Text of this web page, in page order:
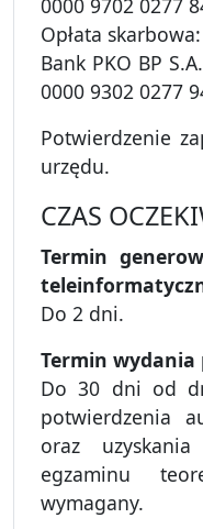
0000 9702 0277
Opłata skarbowa:
Bank PKO BP
0000 9302 0277
Potwierdzenie
urzędu.
CZAS
Termin
Do 2 dni.
Termin wydania
Do 30 dni od
potwierdzenia
oraz
egzaminu
wymagany.